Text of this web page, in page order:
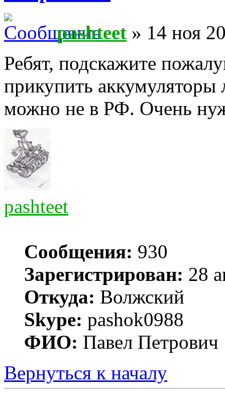
pashteet » 14 ноя
Ребят, подскажите
прикупить аккумуляторы
можно не в РФ. Очень
pashteet
Сообщения: 930
Зарегистрирован: 28
Откуда: Волжский
Skype: pashok0988
ФИО: Павел Петрович
Вернуться к началу